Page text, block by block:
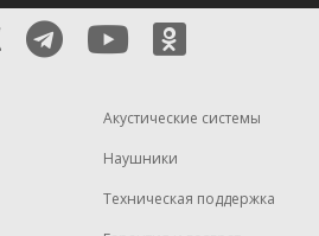
Акустические системы
Наушники
Техническая поддержка